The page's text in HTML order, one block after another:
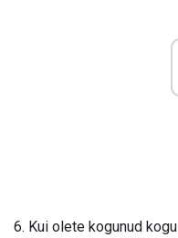
6. Kui olete kogunud